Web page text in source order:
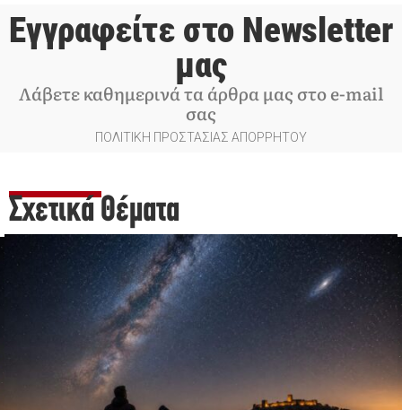
Εγγραφείτε στο Newsletter
μας
Λάβετε καθημερινά τα άρθρα μας στο e-mail
σας
ΠΟΛΙΤΙΚΗ ΠΡΟΣΤΑΣΙΑΣ ΑΠΟΡΡΗΤΟΥ
Σχετικά Θέματα